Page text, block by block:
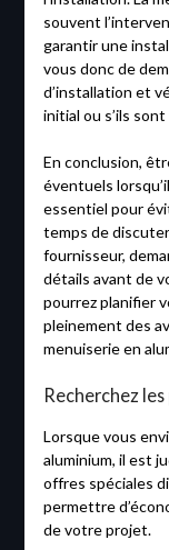
souvent
garantir une
vous donc de
d’installation et
initial ou s’ils
En conclusion,
éventuels
essentiel pour
temps de
fournisseur,
détails avant de
pourrez planifier
pleinement des
menuiserie en
Recherchez
Lorsque vous
aluminium, il est
offres spéciales
permettre
de votre projet.